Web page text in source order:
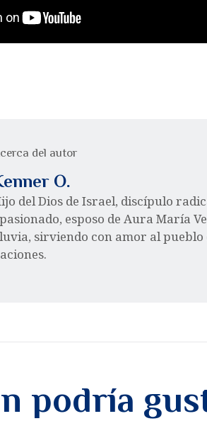
del autor
O.
del Dios de Israel, discípulo
esposo de Aura María
sirviendo con amor al pueblo
podría